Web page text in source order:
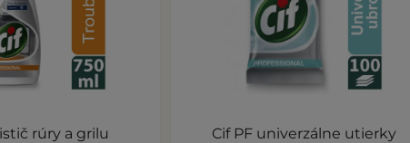
rúry a grilu Cif PF univerzálne utierky